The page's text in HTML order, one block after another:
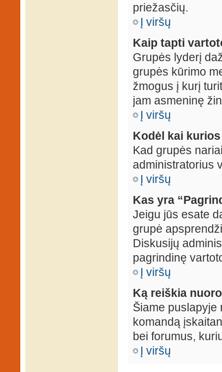
priežasčių.
Į viršų
Kaip tapti
Grupės lyderį
grupės kūrimo
žmogus į kurį
jam asmeninę
Į viršų
Kodėl kai
Kad grupės
administratorius
Į viršų
Kas yra
Jeigu jūs esate
grupė
Diskusijų
pagrindinę
Į viršų
Ką reiškia
Šiame
komandą
bei forumus,
Į viršų